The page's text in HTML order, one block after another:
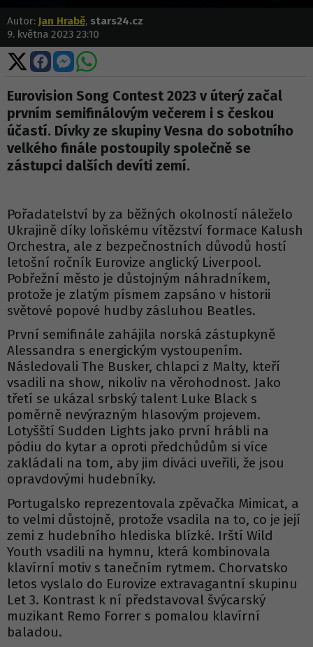
Autor: Jan Hrabě, stars24.cz
9. května 2023 23:10
Sdílet
na
X
Sdílet
na
Facebooku
Sdílet
na
Messengeru
Sdílet
WhatsApp
Eurovision Song Contest 2023 v úterý začal
prvním semifinálovým večerem i s českou
účastí. Dívky ze skupiny Vesna do sobotního
velkého finále postoupily společně se
zástupci dalších devíti zemí.
Pořadatelství by za běžných okolností náleželo
Ukrajině díky loňskému vítězství formace Kalush
Orchestra, ale z bezpečnostních důvodů hostí
letošní ročník Eurovize anglický Liverpool.
Pobřežní město je důstojným náhradníkem,
protože je zlatým písmem zapsáno v historii
světové popové hudby zásluhou Beatles.
První semifinále zahájila norská zástupkyně
Alessandra s energickým vystoupením.
Následovali The Busker, chlapci z Malty, kteří
vsadili na show, nikoliv na věrohodnost. Jako
třetí se ukázal srbský talent Luke Black s
poměrně nevýrazným hlasovým projevem.
Lotyšští Sudden Lights jako první hrábli na
pódiu do kytar a oproti předchůdům si více
zakládali na tom, aby jim diváci uveřili, že jsou
opravdovými hudebníky.
Portugalsko reprezentovala zpěvačka Mimicat, a
to velmi důstojně, protože vsadila na to, co je její
zemi z hudebního hlediska blízké. Irští Wild
Youth vsadili na hymnu, která kombinovala
klavírní motiv s tanečním rytmem. Chorvatsko
letos vyslalo do Eurovize extravagantní skupinu
Let 3. Kontrast k ní představoval švýcarský
muzikant Remo Forrer s pomalou klavírní
baladou.